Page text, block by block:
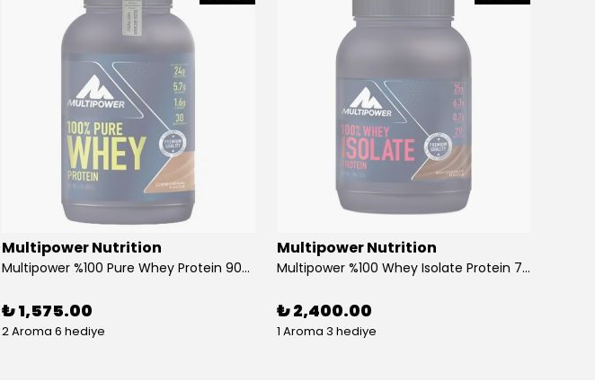
Multipower Nutrition
Multipower %100 Pure Whey Protein 900 Gr
₺ 1,575.00
2 Aroma 6 hediye
Multipower Nutrition
Multipower %100 Whey Isolate Protein 725 Gr
₺ 2,400.00
1 Aroma 3 hediye